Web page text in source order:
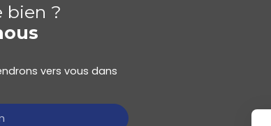
bien ?
vers vous dans